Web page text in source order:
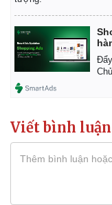
Viết bình luận